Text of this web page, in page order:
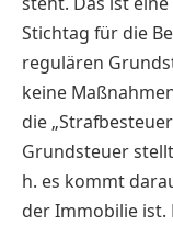
Stichtag für die
regulären
keine
die
Grundsteuer
h. es kommt
der Immobilie ist.